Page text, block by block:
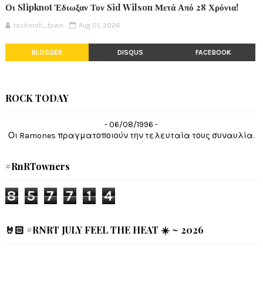
Οι Slipknot Έδιωξαν Τον Sid Wilson Μετά Από 28 Χρόνια!
rocknroll_town Aug 01, 2026
BLOGGER DISQUS FACEBOOK
ROCK TODAY
- 06/08/1996 -
Οι Ramones πραγματοποιούν την τελευταία τους συναυλία.
#RnRTowners
8 5 7 7 1 4
🤘🏻 #RNRT JULY FEEL THE HEAT ☀️ ~ 2026